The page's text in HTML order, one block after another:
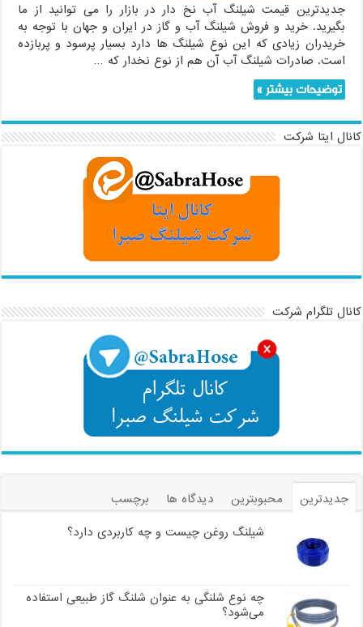
جدیدترین قیمت شیلنگ آب نخ دار در بازار را می توانید از ما
بگیرید. خرید و فروش شیلنگ آب و گاز در ایران و جهان با توجه به
خریدران زیادی که این نوع شیلنگ ها دارد بسیار پرسود و پربازده
است. صادرات شیلنگ آب آن هم از نوع نخدار که …
توضیحات بیشتر »
کانال ایتا شرکت
کانال تلگرام شرکت
جدیدترین محبوبترین دیدگاه ها
برچسب
شیلنگ روغن چیست و چه کاربردی دارد؟
چه نوع شلنگی به عنوان شلنگ گاز طبیعی استفاده
می‌شود؟